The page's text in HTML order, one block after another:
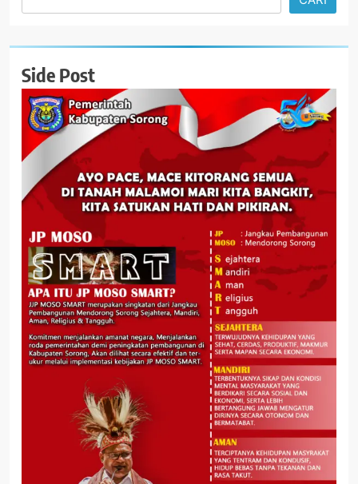
Side Post